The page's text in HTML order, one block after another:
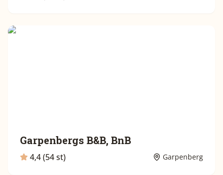
Garpenbergs B&B, BnB
4,4 (54 st) Garpenberg